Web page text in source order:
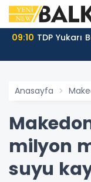
09:10
Anasayfa
milyon
suyu